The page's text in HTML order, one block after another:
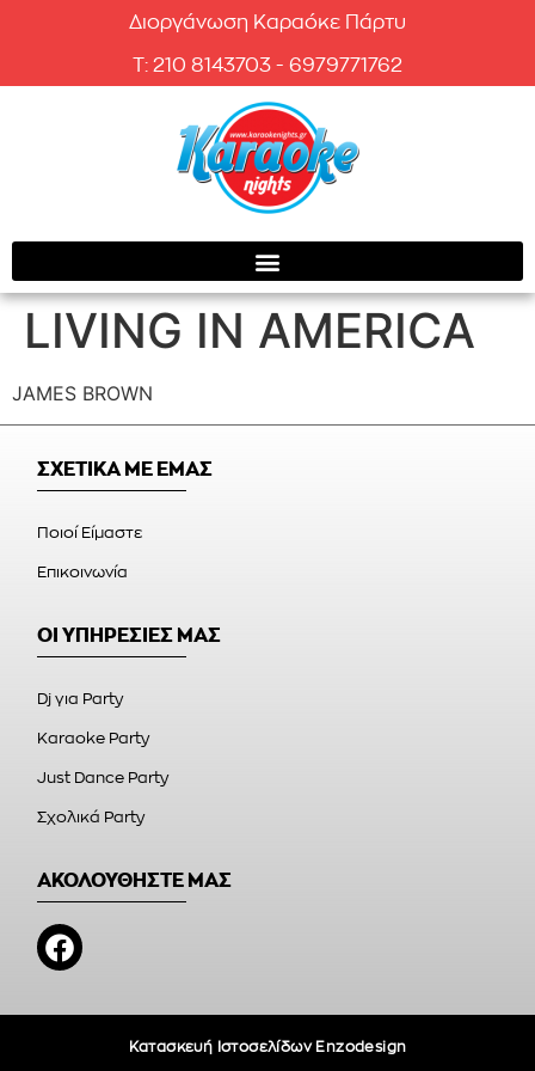
Διοργάνωση Καραόκε Πάρτυ
T: 210 8143703 - 6979771762
LIVING IN AMERICA
JAMES BROWN
ΣΧΕΤΙΚΑ ΜΕ ΕΜΑΣ
Ποιοί Είμαστε
Επικοινωνία
ΟΙ ΥΠΗΡΕΣΙΕΣ ΜΑΣ
Dj για Party
Karaoke Party
Just Dance Party
Σχολικά Party
ΑΚΟΛΟΥΘΗΣΤΕ ΜΑΣ
Κατασκευή Ιστοσελίδων Enzodesign